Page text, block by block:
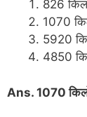
826
1070
5920
4850
Ans. 1070